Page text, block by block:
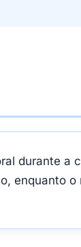
durante a
enquanto